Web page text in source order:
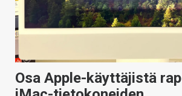
Osa Apple-käyttäjistä